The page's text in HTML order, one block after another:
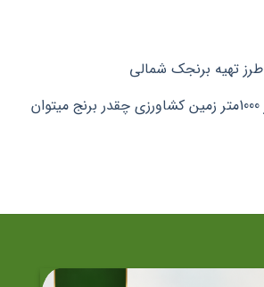
طرز تهیه برنجک شمالی
هر 1000متر زمین کشاورزی چقدر برنج میتوان